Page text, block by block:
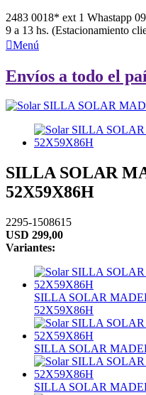
2483 0018* ext 1 Whastapp
9 a 13 hs. (Estacionamiento
Menú
Envíos a todo el
SILLA SOLAR
52X59X86H
2295-1508615
USD 299,00
Variantes:
SILLA SOLAR
52X59X86H
SILLA SOLAR
SILLA SOLAR